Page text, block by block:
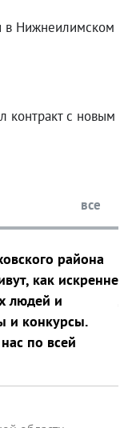
в Нижнеилимском
контракт с новым
все
района
как искренне
людей и
и конкурсы.
по всей